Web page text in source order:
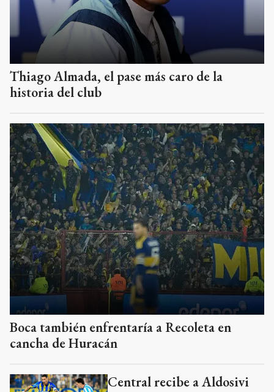
Thiago Almada, el pase más caro de la
historia del club
Boca también enfrentaría a Recoleta en
cancha de Huracán
Central recibe a Aldosivi